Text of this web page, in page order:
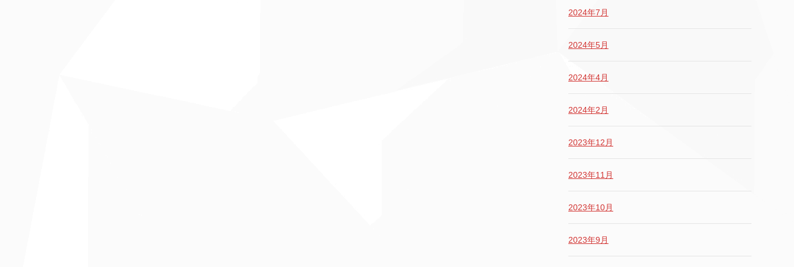
2024年7月
2024年5月
2024年4月
2024年2月
2023年12月
2023年11月
2023年10月
2023年9月